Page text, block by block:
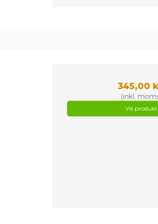
345,00
(inkl.
Vis produkt